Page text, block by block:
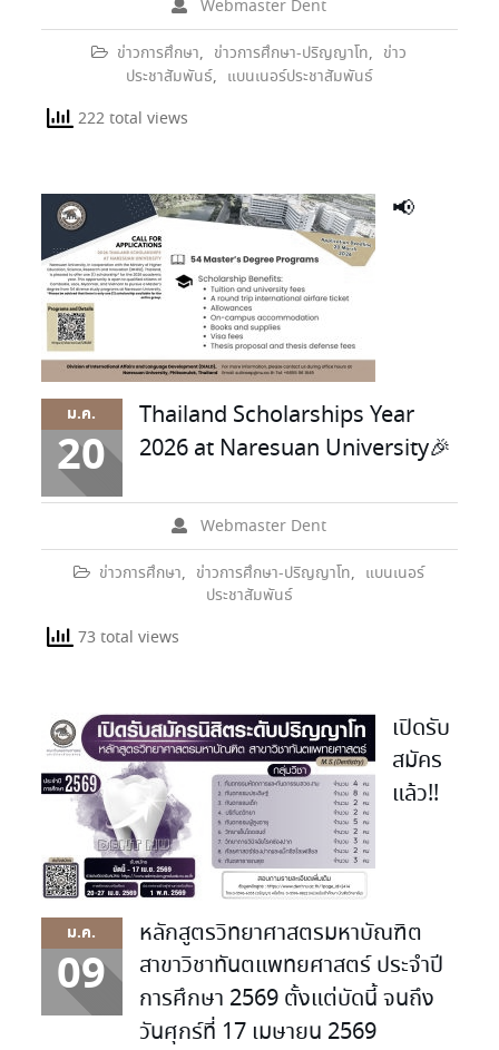
Webmaster Dent
ข่าวการศึกษา, ข่าวการศึกษา-ปริญญาโท, ข่าว
ประชาสัมพันธ์, แบนเนอร์ประชาสัมพันธ์
222 total views
ม.ค.
20
📢
Thailand Scholarships Year
2026 at Naresuan University🎉
Webmaster Dent
ข่าวการศึกษา, ข่าวการศึกษา-ปริญญาโท, แบนเนอร์
ประชาสัมพันธ์
73 total views
ม.ค.
09
เปิดรับ
สมัคร
แล้ว!!
หลักสูตรวิทยาศาสตรมหาบัณฑิต
สาขาวิชาทันตแพทยศาสตร์ ประจำปี
การศึกษา 2569 ตั้งแต่บัดนี้ จนถึง
วันศุกร์ที่ 17 เมษายน 2569